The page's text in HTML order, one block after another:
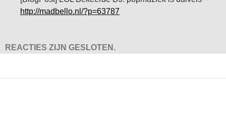
http://madbello.nl/?p=63787
REACTIES ZIJN GESLOTEN.